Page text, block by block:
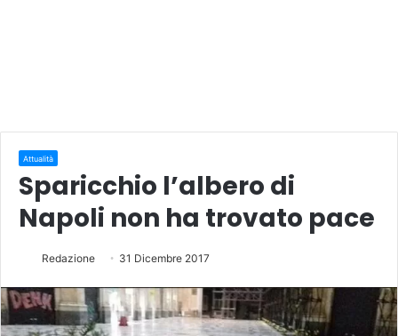
Attualità
Sparicchio l’albero di
Napoli non ha trovato pace
Redazione 31 Dicembre 2017